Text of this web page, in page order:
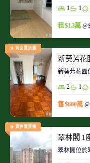
1 1
租 $1.3萬
黃金置頂盤
新葵芳花
新葵芳花園
2 1
售 $600萬
黃金置頂盤
翠林閣 1
翠林閣位於